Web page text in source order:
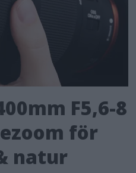
F5,6-8
för
natur